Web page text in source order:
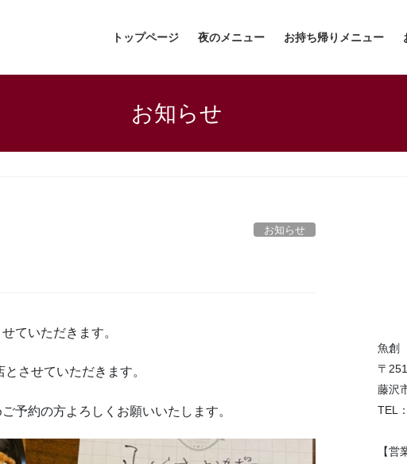
トップページ 夜のメニュー お持ち帰りメニュー
お知らせ
お知らせ
ていただきます。
させていただきます。
予約の方よろしくお願いいたします。
魚創
〒
藤沢
TEL
【営